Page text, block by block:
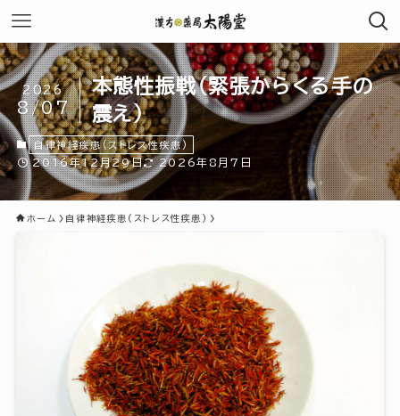
本態性振戦（緊張からくる手の
震え）
2026
8/07
自律神経疾患(ストレス性疾患)
2016年12月29日 2026年8月7日
ホーム 自律神経疾患(ストレス性疾患)